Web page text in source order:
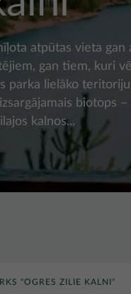
atpūtas vieta gan
gan tiem, kuri
parka lielāko
biotops
kalnos...
"OGRES ZILIE KALNI"